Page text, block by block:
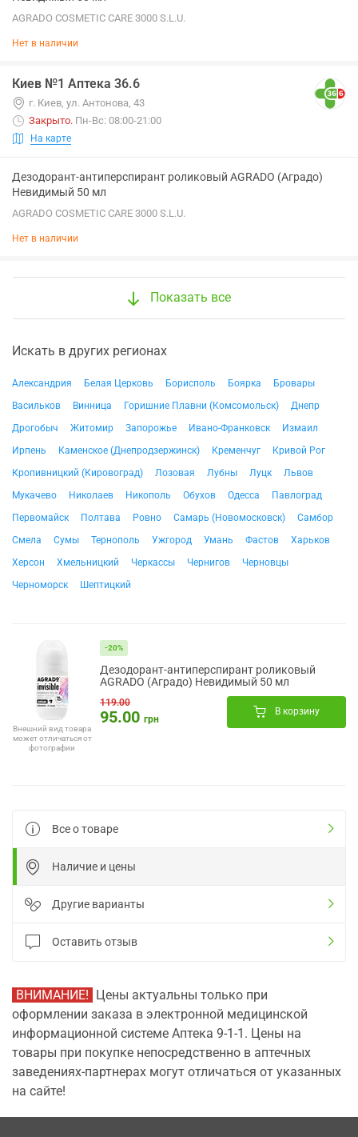
AGRADO COSMETIC CARE 3000 S.L.U.
Нет в наличии
Киев №1 Аптека 36.6
г. Киев, ул. Антонова, 43
Закрыто. Пн-Вс: 08:00-21:00
На карте
Дезодорант-антиперспирант роликовый AGRADO (Аградо)
Невидимый 50 мл
AGRADO COSMETIC CARE 3000 S.L.U.
Нет в наличии
Показать все
Искать в других регионах
Александрия Белая Церковь Борисполь Боярка
Бровары
Васильков
Винница Горишние Плавни (Комсомольск)
Днепр
Дрогобыч
Житомир Запорожье Ивано-Франковск
Измаил
Ирпень
Каменское (Днепродзержинск) Кременчуг
Кривой Рог
Кропивницкий (Кировоград)
Лозовая Лубны Луцк
Львов
Мукачево
Николаев Никополь Обухов Одесса
Павлоград
Первомайск
Полтава Ровно Самарь (Новомосковск)
Самбор
Смела
Сумы Тернополь Ужгород Умань Фастов
Харьков
Херсон
Хмельницкий Черкассы Чернигов
Черновцы
Черноморск
Шептицкий
Внешний вид товара
может отличаться от
фотографии
-20%
Дезодорант-антиперспирант роликовый
AGRADO (Аградо) Невидимый 50 мл
119.00
95.00 грн
В корзину
Все о товаре
Наличие и цены
Другие варианты
Оставить отзыв
ВНИМАНИЕ! Цены актуальны только при
оформлении заказа в электронной медицинской
информационной системе Аптека 9-1-1. Цены на
товары при покупке непосредственно в аптечных
заведениях-партнерах могут отличаться от указанных
на сайте!